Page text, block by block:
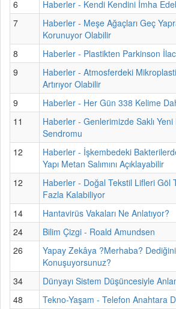
6
Haberler - Kendi Kendini İmha
7
Haberler - Meşe Ağaçları Geç
Korunuyor Olabilir
8
Haberler - Plastikten Parkinson
9
Haberler - Atmosferdeki
Artırıyor Olabilir
9
Haberler - Her Gün 338 Kelime
11
Haberler - Genlerimizde Saklı Yeni
Sendromu
12
Haberler - İşkembedeki
Yapı Metan Salımını Açıklayabilir
12
Haberler - Doğal Tekstil Lifleri Göl
Fazla Kalabiliyor
14
Hantavirüs Vakaları Ne Anlatıyor?
24
Bilim Çizgi - Roald Amundsen
26
Yapay Zekâya ?Merhaba?
Konuşuyorsunuz?
34
Dünyayı Sistem Düşüncesiyle
48
Tekno-Yaşam - Telefon Anahtara